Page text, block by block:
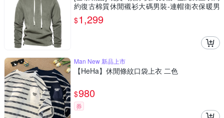
約復古棉質休閒襯衫大碼男裝-連帽衛衣保暖男
上衣4色a1kz60
$1,299
Man New 新品上市
【HeHa】休閒條紋口袋上衣 二色
$980
券